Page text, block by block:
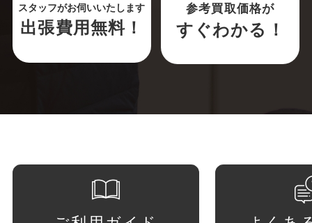
スタッフがお伺いいたします
出張費用無料！
参考買取価格が
すぐわかる！